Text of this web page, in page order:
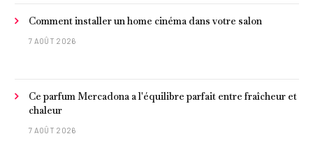
Comment installer un home cinéma dans votre salon
7 AOÛT 2026
Ce parfum Mercadona a l'équilibre parfait entre fraîcheur et
chaleur
7 AOÛT 2026